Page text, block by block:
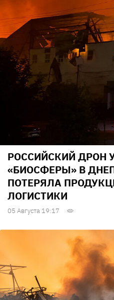
РОССИЙСКИЙ ДРОН
«БИОСФЕРЫ» В
ПОТЕРЯЛА
ЛОГИСТИКИ
05 Августа 19:17